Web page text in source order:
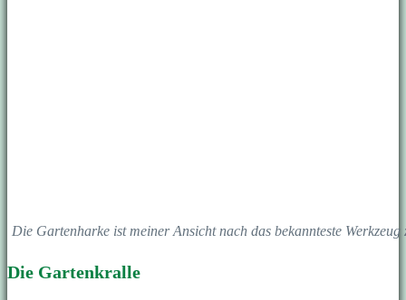
Die Gartenharke ist meiner Ansicht nach das bekannteste
Die Gartenkralle